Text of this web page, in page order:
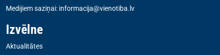
Medijiem saziņai: informacija@vienotiba.lv
Izvēlne
Aktualitātes